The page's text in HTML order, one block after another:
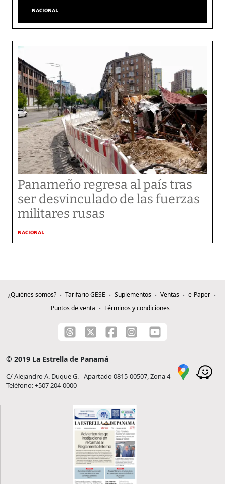
NACIONAL
Panameño regresa al país tras
ser desvinculado de las fuerzas
militares rusas
NACIONAL
¿Quiénes somos? Tarifario GESE Suplementos Ventas
e-Paper
Puntos de venta
Términos y condiciones
© 2019 La Estrella de Panamá
C/ Alejandro A. Duque G. - Apartado 0815-00507, Zona 4
Teléfono: +507 204-0000